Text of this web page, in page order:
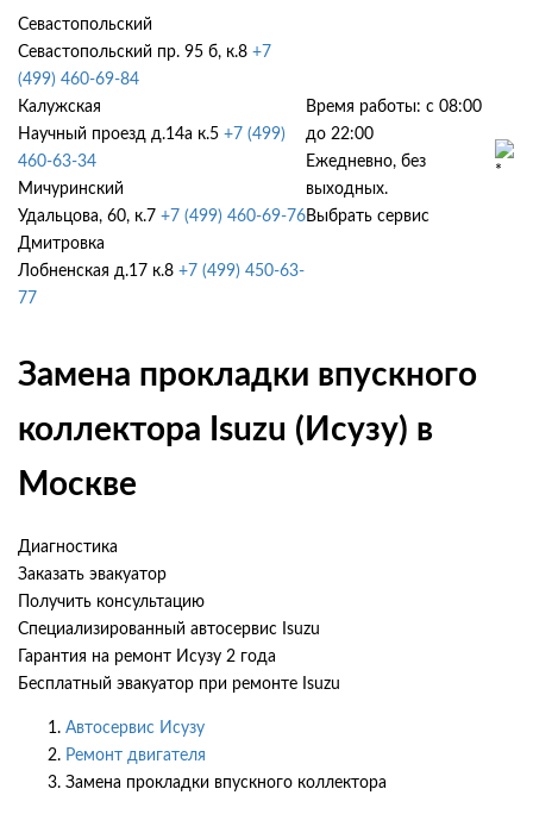
Севастопольский
Севастопольский пр. 95 б, к.8 +7
(499) 460-69-84
Калужская
Научный проезд д.14а к.5 +7 (499)
460-63-34
Мичуринский
Удальцова, 60, к.7 +7 (499) 460-69-76
Дмитровка
Лобненская д.17 к.8 +7 (499) 450-63-
77
Время работы: с 08:00
до 22:00
Ежедневно, без
выходных.
Выбрать сервис
Замена прокладки впускного
коллектора Isuzu (Исузу) в
Москве
Диагностика
Заказать эвакуатор
Получить консультацию
Специализированный автосервис Isuzu
Гарантия на ремонт Исузу 2 года
Бесплатный эвакуатор при ремонте Isuzu
Автосервис Исузу
Ремонт двигателя
Замена прокладки впускного коллектора